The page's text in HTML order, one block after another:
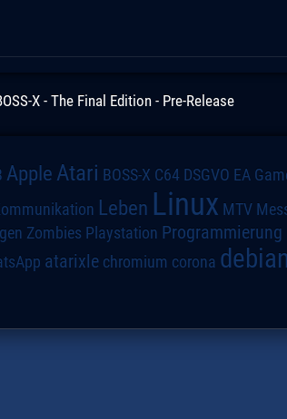
X - The Final Edition - Pre-Release
AppleAtari BOSS-X C64 DSGVO EA
Leben Linux MTV
Zombies Playstation Programmierung
atarixle chromium corona debian